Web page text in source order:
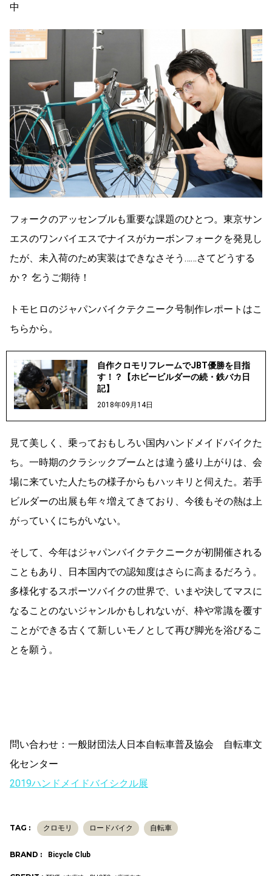
中
フォークのアッセンブルも重要な課題のひとつ。東京サン
エスのワンバイエスでナイスがカーボンフォークを発見し
たが、未入荷のため実装はできなさそう……さてどうする
か？ 乞うご期待！
トモヒロのジャパンバイクテクニーク号制作レポートはこ
ちらから。
自作クロモリフレームでJBT優勝を目指
す！？【ホビービルダーの続・鉄バカ日
記】
2018年09月14日
見て美しく、乗っておもしろい国内ハンドメイドバイクた
ち。一時期のクラシックブームとは違う盛り上がりは、会
場に来ていた人たちの様子からもハッキリと伺えた。若手
ビルダーの出展も年々増えてきており、今後もその熱は上
がっていくにちがいない。
そして、今年はジャパンバイクテクニークが初開催される
こともあり、日本国内での認知度はさらに高まるだろう。
多様化するスポーツバイクの世界で、いまや決してマスに
なることのないジャンルかもしれないが、枠や常識を覆す
ことができる古くて新しいモノとして再び脚光を浴びるこ
とを願う。
問い合わせ：一般財団法人日本自転車普及協会 自転車文
化センター
2019ハンドメイドバイシクル展
TAG : クロモリ ロードバイク 自転車
BRAND : Bicycle Club